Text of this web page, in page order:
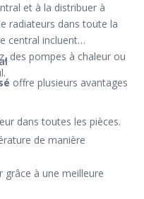
et à la distribuer à
radiateurs dans toute la
central incluent
des pompes à chaleur ou
offre plusieurs avantages
dans toutes les pièces.
de manière
grâce à une meilleure